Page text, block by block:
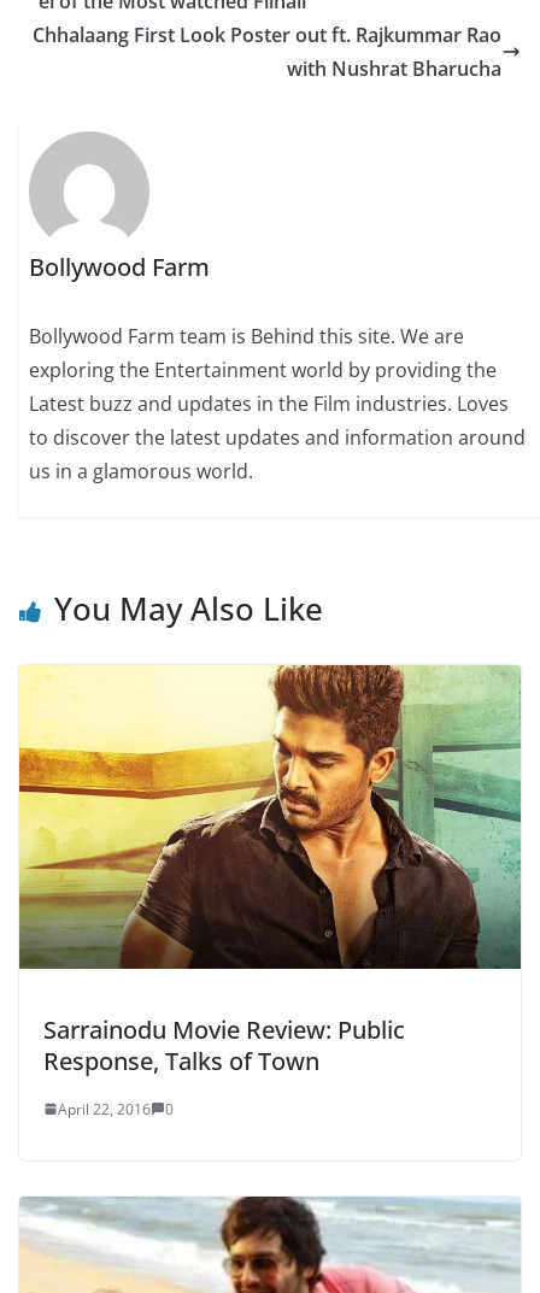
Chhalaang First Look Poster out ft. Rajkummar Rao
with Nushrat Bharucha
Bollywood Farm
Bollywood Farm team is Behind this site. We are
exploring the Entertainment world by providing the
Latest buzz and updates in the Film industries. Loves
to discover the latest updates and information around
us in a glamorous world.
You May Also Like
Sarrainodu Movie Review: Public
Response, Talks of Town
April 22, 2016 0